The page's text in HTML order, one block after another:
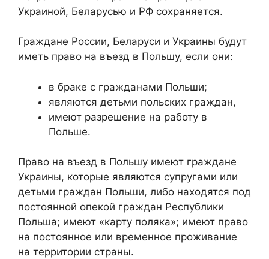
Украиной, Беларусью и РФ сохраняется.
Граждане России, Беларуси и Украины будут
иметь право на въезд в Польшу, если они:
в браке с гражданами Польши;
являются детьми польских граждан,
имеют разрешение на работу в
Польше.
Право на въезд в Польшу имеют граждане
Украины, которые являются супругами или
детьми граждан Польши, либо находятся под
постоянной опекой граждан Республики
Польша; имеют «карту поляка»; имеют право
на постоянное или временное проживание
на территории страны.